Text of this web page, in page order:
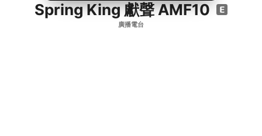
Spring King 獻聲 AMF10
廣播電台